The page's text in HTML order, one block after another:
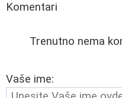
Komentari
Trenutno nema
Vaše ime: